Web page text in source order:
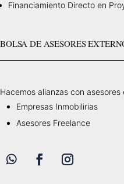
Financiamiento Directo en
BOLSA DE ASESORES
Hacemos alianzas con asesores
Empresas Inmobilirias
Asesores Freelance